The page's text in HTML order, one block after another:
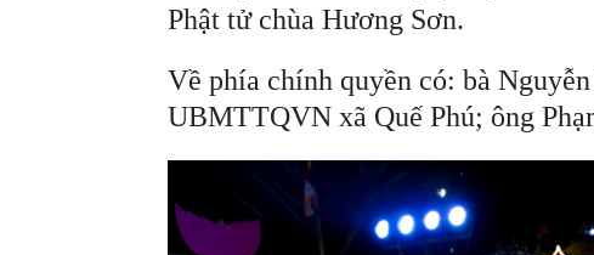
Phật tử chùa Hương Sơn.
Về phía chính quyền có: bà
UBMTTQVN xã Quế Phú; ông